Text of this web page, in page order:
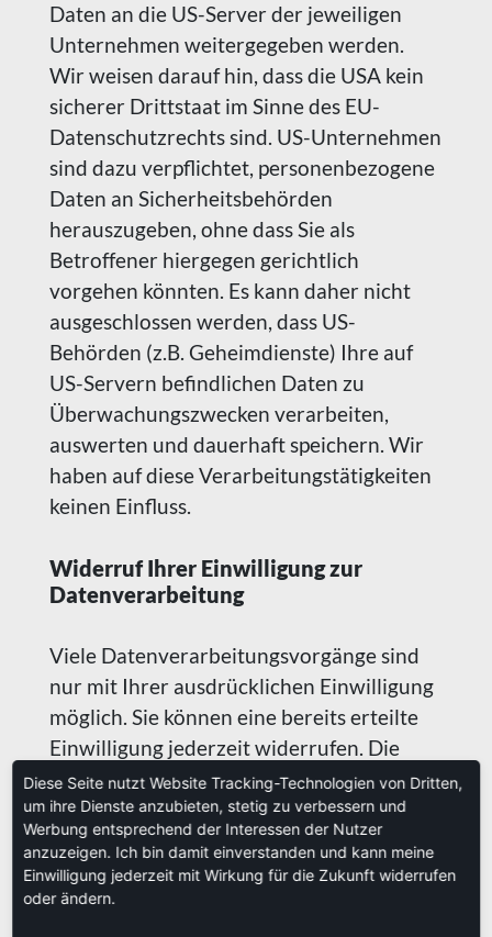
Daten an die US-Server der jeweiligen
Unternehmen weitergegeben werden.
Wir weisen darauf hin, dass die USA kein
sicherer Drittstaat im Sinne des EU-
Datenschutzrechts sind. US-Unternehmen
sind dazu verpflichtet, personenbezogene
Daten an Sicherheitsbehörden
herauszugeben, ohne dass Sie als
Betroffener hiergegen gerichtlich
vorgehen könnten. Es kann daher nicht
ausgeschlossen werden, dass US-
Behörden (z.B. Geheimdienste) Ihre auf
US-Servern befindlichen Daten zu
Überwachungszwecken verarbeiten,
auswerten und dauerhaft speichern. Wir
haben auf diese Verarbeitungstätigkeiten
keinen Einfluss.
Widerruf Ihrer Einwilligung zur
Datenverarbeitung
Viele Datenverarbeitungsvorgänge sind
nur mit Ihrer ausdrücklichen Einwilligung
möglich. Sie können eine bereits erteilte
Einwilligung jederzeit widerrufen. Die
Rechtmäßigkeit der bis zum Widerruf
erfolgten Datenverarbeitung bleibt vom
Widerruf unberührt.
Widerspruchsrecht gegen die
Diese Seite nutzt Website Tracking-Technologien von Dritten,
um ihre Dienste anzubieten, stetig zu verbessern und
Werbung entsprechend der Interessen der Nutzer
anzuzeigen. Ich bin damit einverstanden und kann meine
Einwilligung jederzeit mit Wirkung für die Zukunft widerrufen
oder ändern.